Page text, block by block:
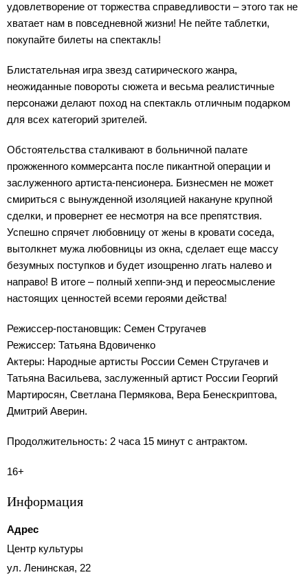
удовлетворение от торжества справедливости – этого так не
хватает нам в повседневной жизни! Не пейте таблетки,
покупайте билеты на спектакль!
Блистательная игра звезд сатирического жанра,
неожиданные повороты сюжета и весьма реалистичные
персонажи делают поход на спектакль отличным подарком
для всех категорий зрителей.
Обстоятельства сталкивают в больничной палате
прожженного коммерсанта после пикантной операции и
заслуженного артиста-пенсионера. Бизнесмен не может
смириться с вынужденной изоляцией накануне крупной
сделки, и провернет ее несмотря на все препятствия.
Успешно спрячет любовницу от жены в кровати соседа,
вытолкнет мужа любовницы из окна, сделает еще массу
безумных поступков и будет изощренно лгать налево и
направо! В итоге – полный хеппи-энд и переосмысление
настоящих ценностей всеми героями действа!
Режиссер-постановщик: Семен Стругачев
Режиссер: Татьяна Вдовиченко
Актеры: Народные артисты России Семен Стругачев и
Татьяна Васильева, заслуженный артист России Георгий
Мартиросян, Светлана Пермякова, Вера Бенескриптова,
Дмитрий Аверин.
Продолжительность: 2 часа 15 минут с антрактом.
16+
Информация
Адрес
Центр культуры
ул. Ленинская, 22